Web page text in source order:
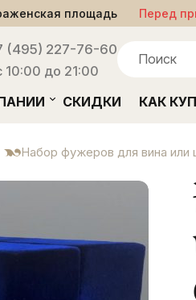
площадь Перед
(495) 227-76-60
10:00 до 21:00
СКИДКИ КАК
Набор фужеров для вина или